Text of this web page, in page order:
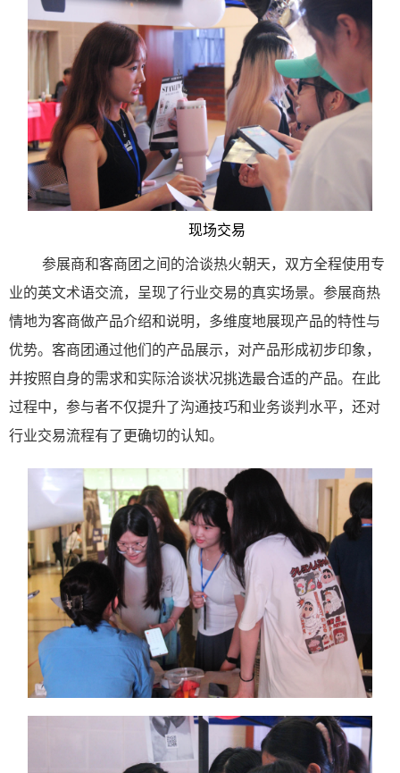
现场交易
参展商和客商团之间的洽谈热火朝天，双方全程使用专
业的英文术语交流，呈现了行业交易的真实场景。参展商热
情地为客商做产品介绍和说明，多维度地展现产品的特性与
优势。客商团通过他们的产品展示，对产品形成初步印象，
并按照自身的需求和实际洽谈状况挑选最合适的产品。在此
过程中，参与者不仅提升了沟通技巧和业务谈判水平，还对
行业交易流程有了更确切的认知。